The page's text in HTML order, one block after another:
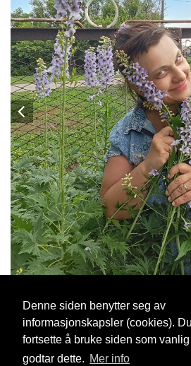
Denne siden benytter seg av
informasjonskapsler (cookies).
fortsette å bruke siden som
godtar dette. Mer info
lusiylena 28 Jun, 2025
Blogg Support Kontakt oss